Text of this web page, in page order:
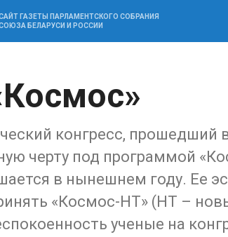
ГАЗЕТЫ ПАРЛАМЕНТСКОГО СОБРАНИЯ
БЕЛАРУСИ И РОССИИ
конгресс, прошедший
черту под программой
в нынешнем году. Ее
«Космос-НТ» (НТ –
ученые на